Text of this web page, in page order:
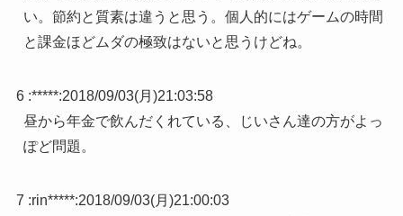
い。節約と質素は違うと思う。個人的にはゲームの時間
と課金ほどムダの極致はないと思うけどね。
6 :*****:2018/09/03(月)21:03:58
昼から年金で飲んだくれている、じいさん達の方がよっ
ぽど問題。
7 :rin*****:2018/09/03(月)21:00:03